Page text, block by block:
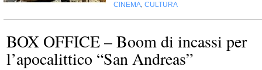
CINEMA CULTURA
BOX OFFICE – Boom di incassi per
l’apocalittico “San Andreas”